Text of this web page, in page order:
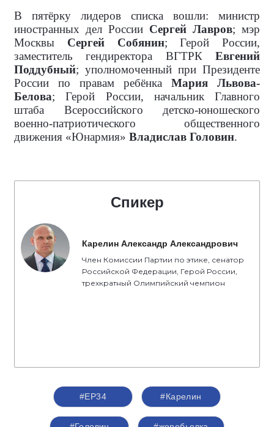
В пятёрку лидеров списка вошли: министр
иностранных дел России Сергей Лавров; мэр
Москвы Сергей Собянин; Герой России,
заместитель гендиректора ВГТРК Евгений
Поддубный; уполномоченный при Президенте
России по правам ребёнка Мария Львова-
Белова; Герой России, начальник Главного
штаба Всероссийского детско-юношеского
военно-патриотического общественного
движения «Юнармия» Владислав Головин.
Спикер
Карелин Александр Александрович
Член Комиссии Партии по этике, сенатор
Российской Федерации, Герой России,
трехкратный Олимпийский чемпион
#ЕР34 #Карелин